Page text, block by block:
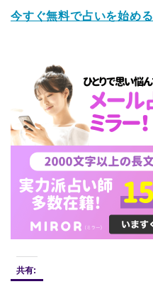
今すぐ無料で占いを始める
共有: